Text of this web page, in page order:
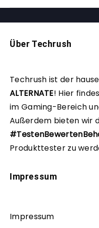
Über Techrush
Techrush ist der
ALTERNATE! Hier
im Gaming-Bereich
Außerdem bieten wir
Produkttester zu
Impressum
Impressum